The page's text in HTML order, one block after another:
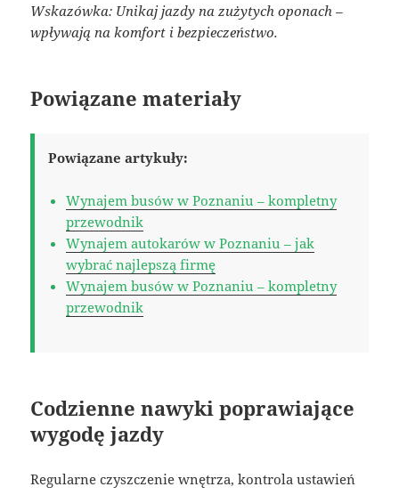
Wskazówka: Unikaj jazdy na zużytych oponach –
wpływają na komfort i bezpieczeństwo.
Powiązane materiały
Powiązane artykuły:
Wynajem busów w Poznaniu – kompletny
przewodnik
Wynajem autokarów w Poznaniu – jak
wybrać najlepszą firmę
Wynajem busów w Poznaniu – kompletny
przewodnik
Codzienne nawyki poprawiające
wygodę jazdy
Regularne czyszczenie wnętrza, kontrola ustawień